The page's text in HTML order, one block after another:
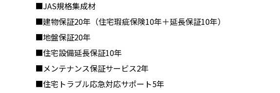
■JAS規格集成材
■建物保証20年（住宅瑕疵保険10年＋延長保証10年）
■地盤保証20年
■住宅設備延長保証10年
■メンテナンス保証サービス2年
■住宅トラブル応急対応サポート5年